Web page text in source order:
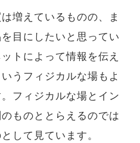
増えているものの、ま
目にしたいと思ってい
トによって情報を伝え
うフィジカルな場もよ
フィジカルな場とイン
ものととらえるのでは
して見ています。